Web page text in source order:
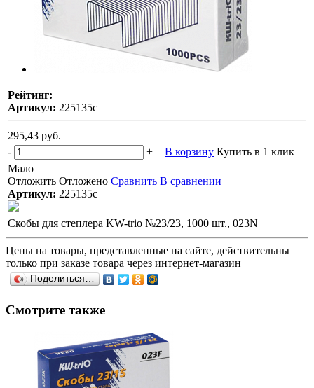
Рейтинг:
Артикул: 225135с
295,43 руб.
-
+ В корзину Купить в 1 клик
Мало
Отложить Отложено Сравнить В сравнении
Артикул: 225135с
Скобы для степлера KW-trio №23/23, 1000 шт., 023N
Цены на товары, представленные на сайте, действительны
только при заказе товара через интернет-магазин
Поделиться…
Смотрите также